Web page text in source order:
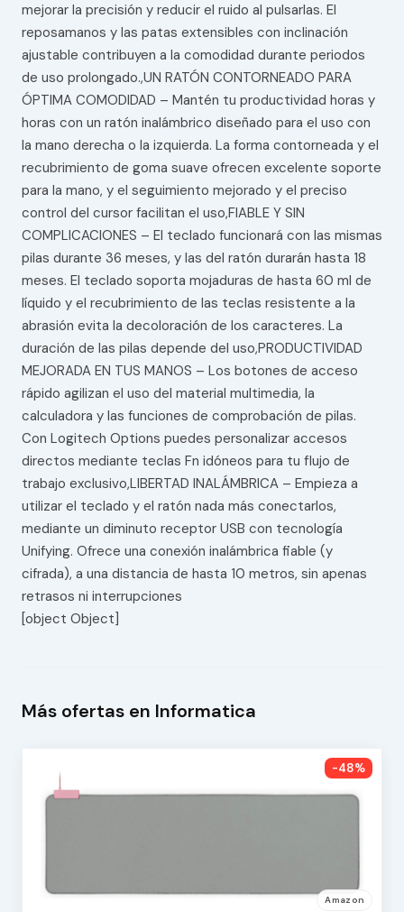
mejorar la precisión y reducir el ruido al pulsarlas. El
reposamanos y las patas extensibles con inclinación
ajustable contribuyen a la comodidad durante periodos
de uso prolongado.,UN RATÓN CONTORNEADO PARA
ÓPTIMA COMODIDAD – Mantén tu productividad horas y
horas con un ratón inalámbrico diseñado para el uso con
la mano derecha o la izquierda. La forma contorneada y el
recubrimiento de goma suave ofrecen excelente soporte
para la mano, y el seguimiento mejorado y el preciso
control del cursor facilitan el uso,FIABLE Y SIN
COMPLICACIONES – El teclado funcionará con las mismas
pilas durante 36 meses, y las del ratón durarán hasta 18
meses. El teclado soporta mojaduras de hasta 60 ml de
líquido y el recubrimiento de las teclas resistente a la
abrasión evita la decoloración de los caracteres. La
duración de las pilas depende del uso,PRODUCTIVIDAD
MEJORADA EN TUS MANOS – Los botones de acceso
rápido agilizan el uso del material multimedia, la
calculadora y las funciones de comprobación de pilas.
Con Logitech Options puedes personalizar accesos
directos mediante teclas Fn idóneos para tu flujo de
trabajo exclusivo,LIBERTAD INALÁMBRICA – Empieza a
utilizar el teclado y el ratón nada más conectarlos,
mediante un diminuto receptor USB con tecnología
Unifying. Ofrece una conexión inalámbrica fiable (y
cifrada), a una distancia de hasta 10 metros, sin apenas
retrasos ni interrupciones
[object Object]
Más ofertas en Informatica
-48%
Amazon